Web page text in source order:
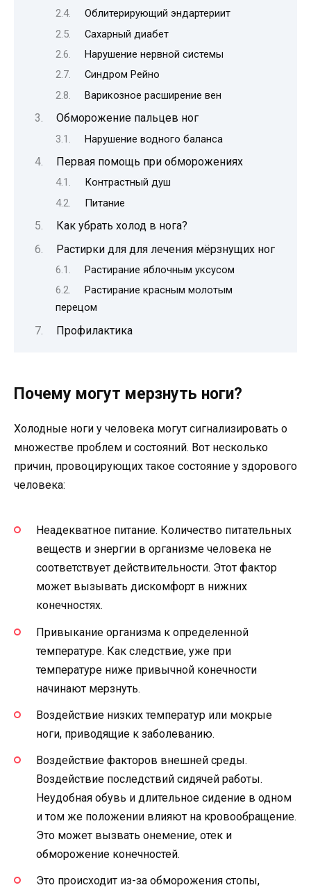
Облитерирующий эндартериит
Сахарный диабет
Нарушение нервной системы
Синдром Рейно
Варикозное расширение вен
Обморожение пальцев ног
Нарушение водного баланса
Первая помощь при обморожениях
Контрастный душ
Питание
Как убрать холод в нога?
Растирки для для лечения мёрзнущих ног
Растирание яблочным уксусом
Растирание красным молотым
перецом
Профилактика
Почему могут мерзнуть ноги?
Холодные ноги у человека могут сигнализировать о
множестве проблем и состояний. Вот несколько
причин, провоцирующих такое состояние у здорового
человека:
Неадекватное питание. Количество питательных
веществ и энергии в организме человека не
соответствует действительности. Этот фактор
может вызывать дискомфорт в нижних
конечностях.
Привыкание организма к определенной
температуре. Как следствие, уже при
температуре ниже привычной конечности
начинают мерзнуть.
Воздействие низких температур или мокрые
ноги, приводящие к заболеванию.
Воздействие факторов внешней среды.
Воздействие последствий сидячей работы.
Неудобная обувь и длительное сидение в одном
и том же положении влияют на кровообращение.
Это может вызвать онемение, отек и
обморожение конечностей.
Это происходит из-за обморожения стопы,